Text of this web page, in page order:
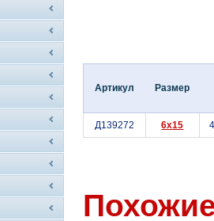
Артикул Размер
Д139272 6x15